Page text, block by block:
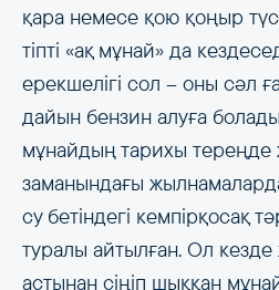
қара немесе қою қоңыр
тіпті «ақ мұнай» да
ерекшелігі сол – оны сәл
дайын бензин алуға
мұнайдың тарихы тереңде
заманындағы
су бетіндегі кемпірқосақ
туралы айтылған. Ол кезде
астынан сіңіп шыққан